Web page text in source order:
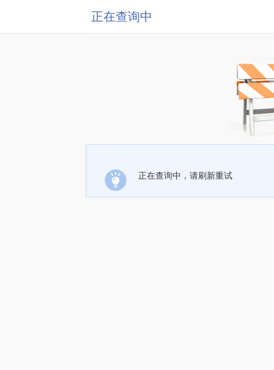
正在查询中
正在查询中，请刷新重试